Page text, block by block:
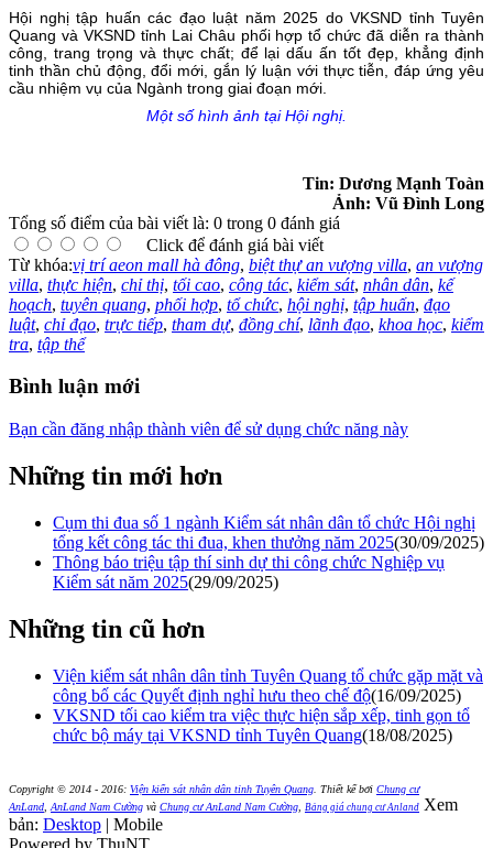
Hội nghị tập huấn các đạo luật năm 2025 do VKSND tỉnh Tuyên
Quang và VKSND tỉnh Lai Châu phối hợp tổ chức đã diễn ra thành
công, trang trọng và thực chất; để lại dấu ấn tốt đẹp, khẳng định
tinh thần chủ động, đổi mới, gắn lý luận với thực tiễn, đáp ứng yêu
cầu nhiệm vụ của Ngành trong giai đoạn mới.
Một số hình ảnh tại Hội nghị.
Tin: Dương Mạnh Toàn
Ảnh: Vũ Đình Long
Tổng số điểm của bài viết là: 0 trong 0 đánh giá
Click để đánh giá bài viết
Từ khóa:vị trí aeon mall hà đông, biệt thự an vượng villa, an vượng
villa, thực hiện, chỉ thị, tối cao, công tác, kiểm sát, nhân dân, kế
hoạch, tuyên quang, phối hợp, tổ chức, hội nghị, tập huấn, đạo
luật, chỉ đạo, trực tiếp, tham dự, đồng chí, lãnh đạo, khoa học, kiểm
tra, tập thể
Bình luận mới
Bạn cần đăng nhập thành viên để sử dụng chức năng này
Những tin mới hơn
Cụm thi đua số 1 ngành Kiểm sát nhân dân tổ chức Hội nghị
tổng kết công tác thi đua, khen thưởng năm 2025(30/09/2025)
Thông báo triệu tập thí sinh dự thi công chức Nghiệp vụ
Kiểm sát năm 2025(29/09/2025)
Những tin cũ hơn
Viện kiểm sát nhân dân tỉnh Tuyên Quang tổ chức gặp mặt và
công bố các Quyết định nghỉ hưu theo chế độ(16/09/2025)
VKSND tối cao kiểm tra việc thực hiện sắp xếp, tinh gọn tổ
chức bộ máy tại VKSND tỉnh Tuyên Quang(18/08/2025)
Copyright © 2014 - 2016: Viện kiển sát nhân dân tỉnh Tuyên Quang Thiết kế bởi Chung cư
AnLand AnLand Nam Cường và Chung cư AnLand Nam Cường Bảng giá chung cư Anland Xem
bản: Desktop | Mobile
Powered by ThuNT.